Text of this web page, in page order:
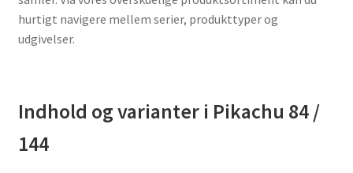
hurtigt navigere mellem serier, produkttyper og
udgivelser.
Indhold og varianter i Pikachu 84 /
144